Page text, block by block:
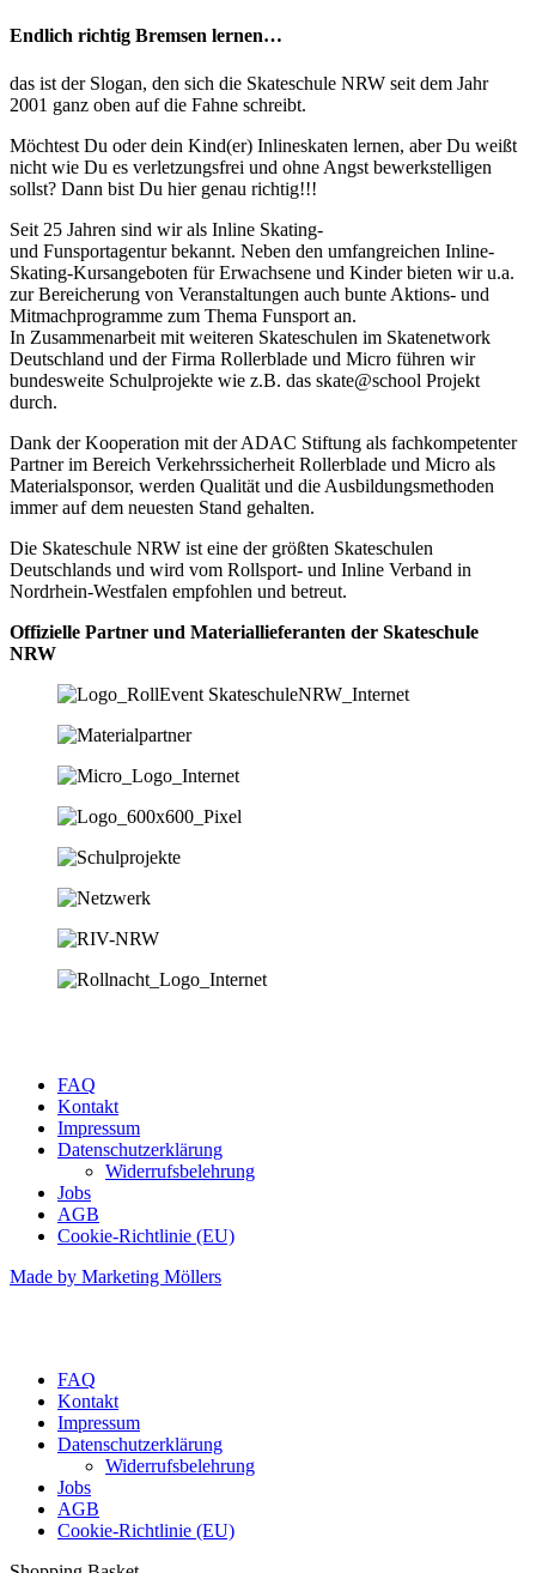
Endlich richtig Bremsen lernen…
das ist der Slogan, den sich die Skateschule NRW seit dem Jahr
2001 ganz oben auf die Fahne schreibt.
Möchtest Du oder dein Kind(er) Inlineskaten lernen, aber Du weißt
nicht wie Du es verletzungsfrei und ohne Angst bewerkstelligen
sollst? Dann bist Du hier genau richtig!!!
Seit 25 Jahren sind wir als Inline Skating-
und Funsportagenturbekannt. Neben den umfangreichen Inline-
Skating-Kursangeboten für Erwachsene und Kinder bieten wir u.a.
zur Bereicherung von Veranstaltungen auch bunte Aktions- und
Mitmachprogramme zum Thema Funsport an.
In Zusammenarbeit mit weiteren Skateschulen im Skatenetwork
Deutschland und der Firma Rollerblade und Micro führen wir
bundesweite Schulprojekte wie z.B. das skate@school Projekt
durch.
Dank der Kooperation mit der ADAC Stiftung als fachkompetenter
Partner im Bereich Verkehrssicherheit Rollerblade und Micro als
Materialsponsor, werden Qualität und die Ausbildungsmethoden
immer auf dem neuesten Stand gehalten.
Die Skateschule NRW ist eine der größten Skateschulen
Deutschlands und wird vom Rollsport- und Inline Verband in
Nordrhein-Westfalen empfohlen und betreut.
Offizielle Partner und Materiallieferanten der Skateschule
NRW
FAQ
Kontakt
Impressum
Datenschutzerklärung
Widerrufsbelehrung
Jobs
AGB
Cookie-Richtlinie (EU)
Made by Marketing Möllers
FAQ
Kontakt
Impressum
Datenschutzerklärung
Widerrufsbelehrung
Jobs
AGB
Cookie-Richtlinie (EU)